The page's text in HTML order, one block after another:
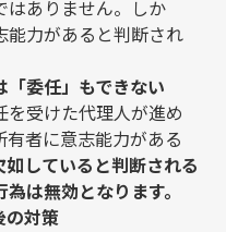
はありません。しか
能力があると判断され
委任」もできない
受けた代理人が進め
者に意志能力がある
していると判断される
は無効となります。
の対策